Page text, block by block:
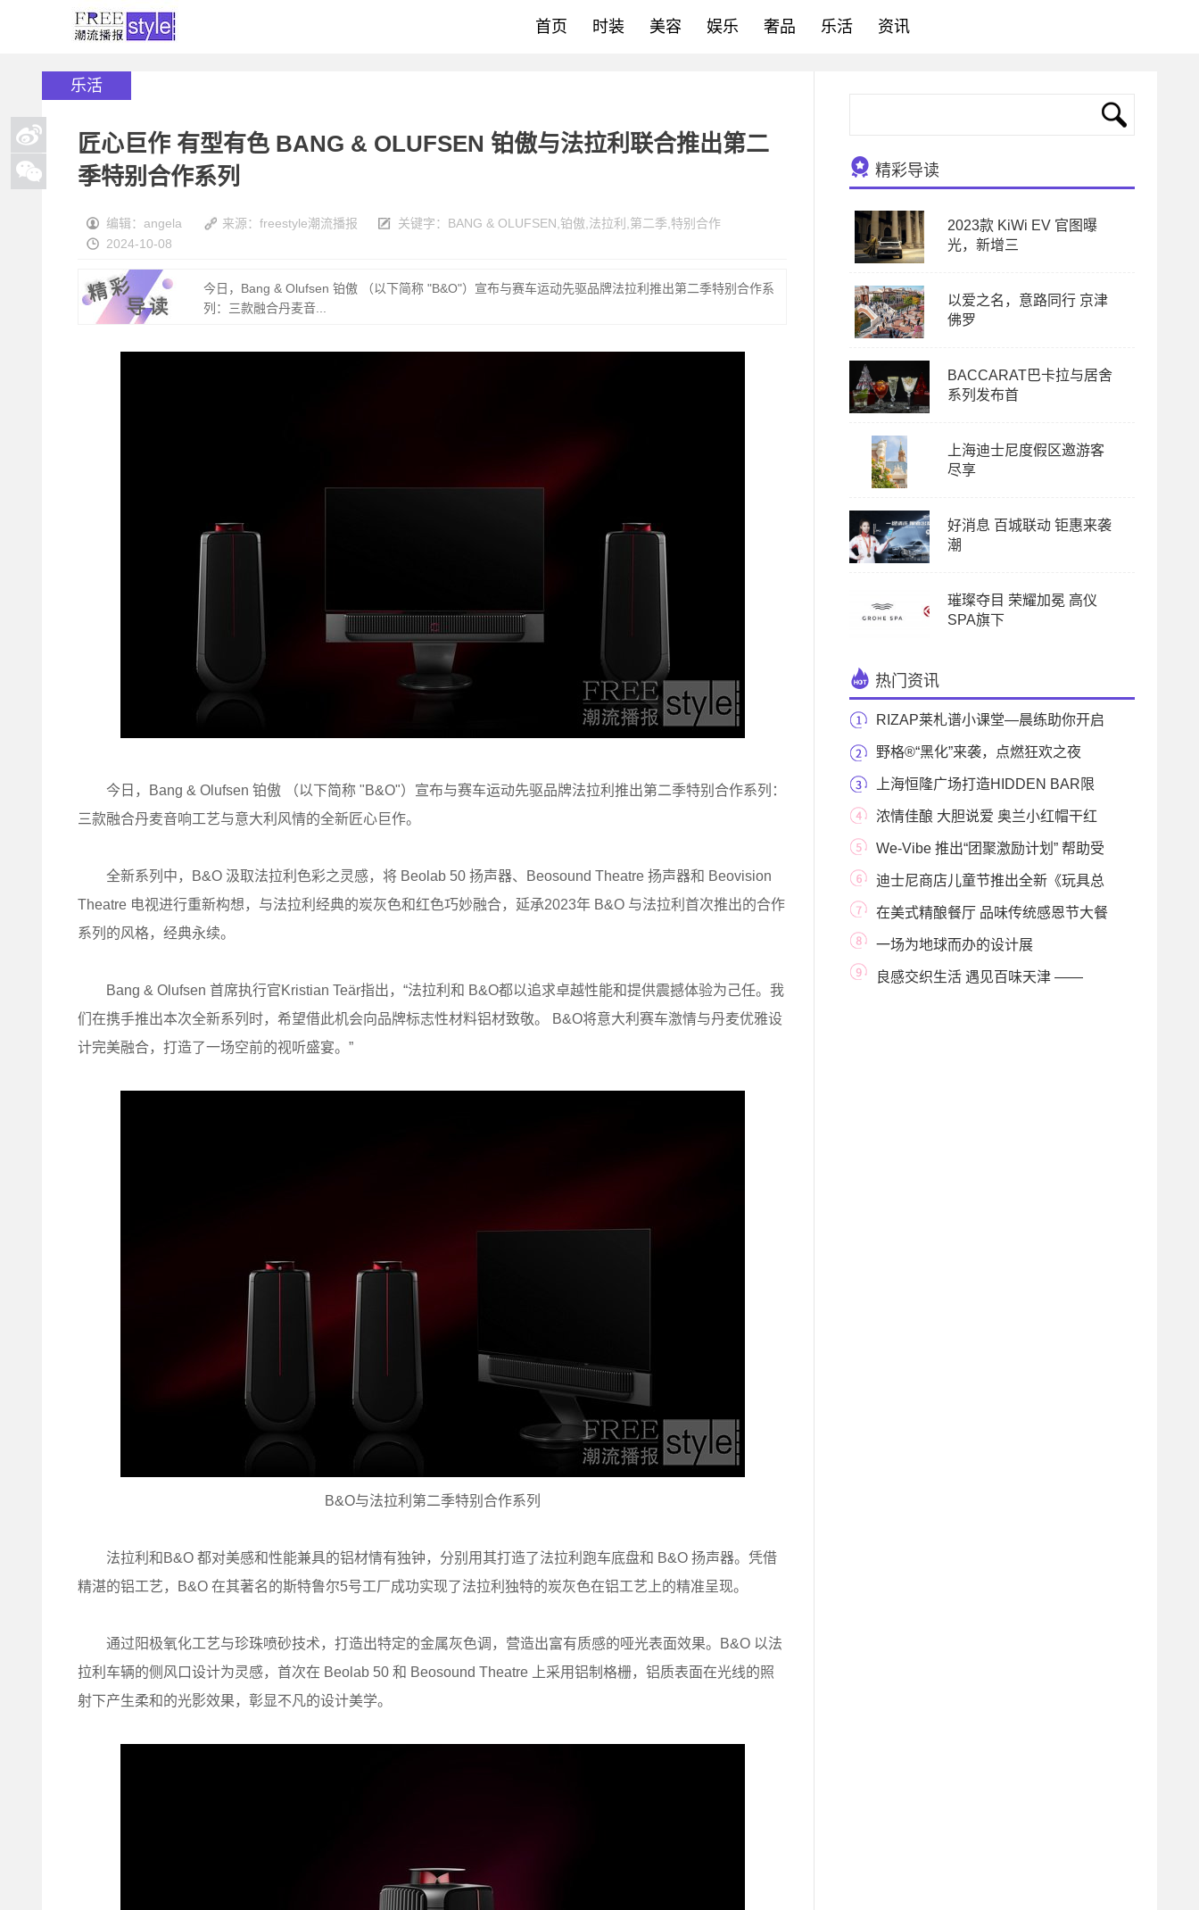
首页 时装 美容 娱乐 奢品 乐活 资讯
乐活
匠心巨作 有型有色 BANG & OLUFSEN 铂傲与法拉利联合推出第二
季特别合作系列
编辑：angela 来源：freestyle潮流播报 关键字： BANG & OLUFSEN 铂傲 法拉利 第二季 特别合作
2024-10-08
今日，Bang & Olufsen 铂傲 （以下简称 "B&O"）宣布与赛车运动先驱品牌法拉利推出第二季特别合作系
列：三款融合丹麦音...
今日，Bang & Olufsen 铂傲 （以下简称 "B&O"）宣布与赛车运动先驱品牌法拉利推出第二季特别合作系列：
三款融合丹麦音响工艺与意大利风情的全新匠心巨作。
全新系列中，B&O 汲取法拉利色彩之灵感，将 Beolab 50 扬声器、Beosound Theatre 扬声器和 Beovision
Theatre 电视进行重新构想，与法拉利经典的炭灰色和红色巧妙融合，延承2023年 B&O 与法拉利首次推出的合作
系列的风格，经典永续。
Bang & Olufsen 首席执行官Kristian Teär指出，“法拉利和 B&O都以追求卓越性能和提供震撼体验为己任。我
们在携手推出本次全新系列时，希望借此机会向品牌标志性材料铝材致敬。 B&O将意大利赛车激情与丹麦优雅设
计完美融合，打造了一场空前的视听盛宴。”
B&O与法拉利第二季特别合作系列
法拉利和B&O 都对美感和性能兼具的铝材情有独钟，分别用其打造了法拉利跑车底盘和 B&O 扬声器。凭借
精湛的铝工艺，B&O 在其著名的斯特鲁尔5号工厂成功实现了法拉利独特的炭灰色在铝工艺上的精准呈现。
通过阳极氧化工艺与珍珠喷砂技术，打造出特定的金属灰色调，营造出富有质感的哑光表面效果。B&O 以法
拉利车辆的侧风口设计为灵感，首次在 Beolab 50 和 Beosound Theatre 上采用铝制格栅，铝质表面在光线的照
射下产生柔和的光影效果，彰显不凡的设计美学。
精彩导读
2023款 KiWi EV 官图曝
光，新增三
以爱之名，意路同行 京津
佛罗
BACCARAT巴卡拉与居舍
系列发布首
上海迪士尼度假区邀游客
尽享
好消息 百城联动 钜惠来袭
潮
璀璨夺目 荣耀加冕 高仪
SPA旗下
热门资讯
RIZAP莱札谱小课堂—晨练助你开启
美好的一天
野格®“黑化”来袭，点燃狂欢之夜
上海恒隆广场打造HIDDEN BAR限
时空间 携七夕甜蜜惊
浓情佳酿 大胆说爱 奥兰小红帽干红
葡萄酒礼遇七
We-Vibe 推出“团聚激励计划” 帮助受
COVID-19疫情影
迪士尼商店儿童节推出全新《玩具总
动员》系列
在美式精酿餐厅 品味传统感恩节大餐
一场为地球而办的设计展
良感交织生活 遇见百味天津 ——